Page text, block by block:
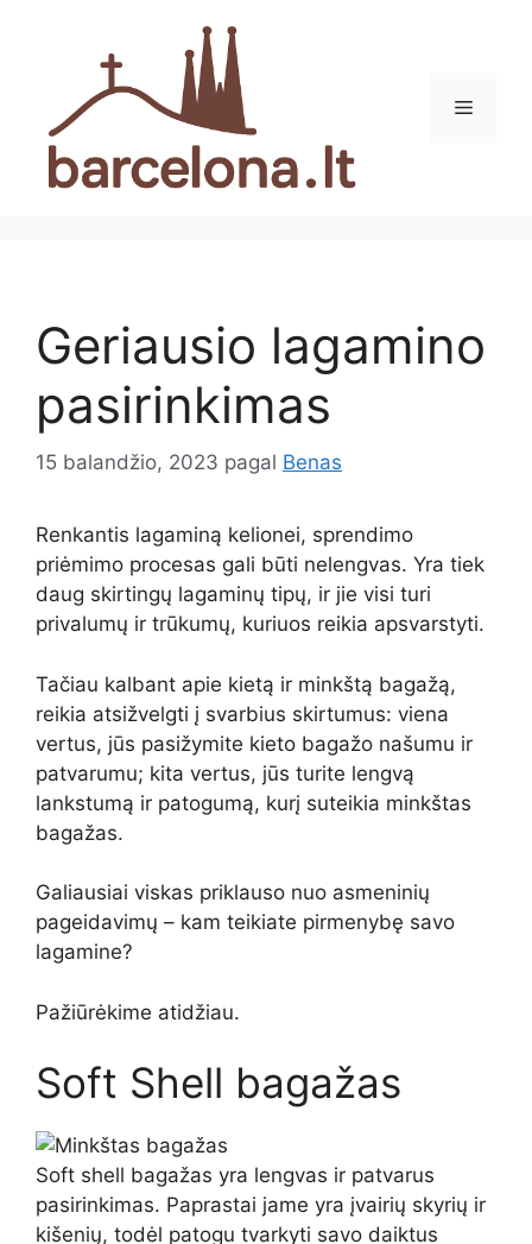
Meniu
Geriausio lagamino
pasirinkimas
15 balandžio, 2023 pagal Benas
Renkantis lagaminą kelionei, sprendimo
priėmimo procesas gali būti nelengvas. Yra tiek
daug skirtingų lagaminų tipų, ir jie visi turi
privalumų ir trūkumų, kuriuos reikia apsvarstyti.
Tačiau kalbant apie kietą ir minkštą bagažą,
reikia atsižvelgti į svarbius skirtumus: viena
vertus, jūs pasižymite kieto bagažo našumu ir
patvarumu; kita vertus, jūs turite lengvą
lankstumą ir patogumą, kurį suteikia minkštas
bagažas.
Galiausiai viskas priklauso nuo asmeninių
pageidavimų – kam teikiate pirmenybę savo
lagamine?
Pažiūrėkime atidžiau.
Soft Shell bagažas
Soft shell bagažas yra lengvas ir patvarus
pasirinkimas. Paprastai jame yra įvairių skyrių ir
kišenių, todėl patogu tvarkyti savo daiktus